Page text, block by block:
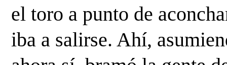
el toro a punto de
iba a salirse. Ahí,